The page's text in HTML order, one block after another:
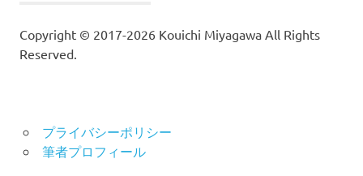
Copyright © 2017-2026 Kouichi Miyagawa All Rights
Reserved.
プライバシーポリシー
筆者プロフィール